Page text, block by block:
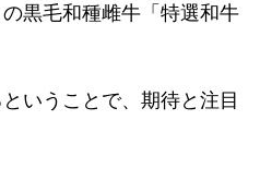
黒毛和種雌牛 「特選和牛
いうことで、期待と注目